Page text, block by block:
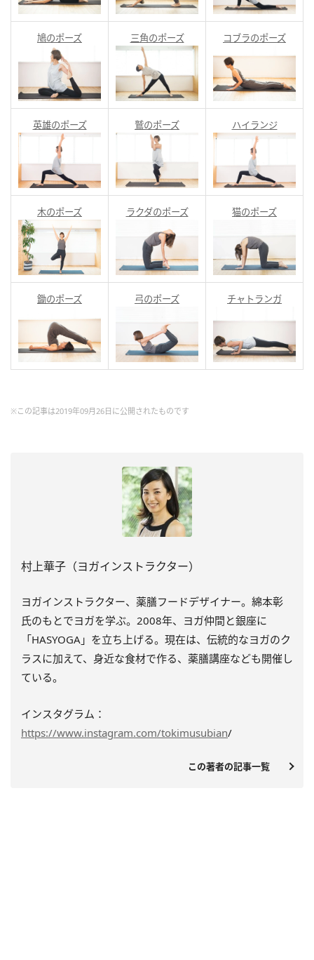
鳩のポーズ 三角のポーズ コブラのポーズ
英雄のポーズ 鷲のポーズ ハイランジ
木のポーズ ラクダのポーズ 猫のポーズ
鋤のポーズ 弓のポーズ チャトランガ
※この記事は2019年09月26日に公開されたものです
村上華子（ヨガインストラクター）
ヨガインストラクター、薬膳フードデザイナー。綿本彰
氏のもとでヨガを学ぶ。2008年、ヨガ仲間と銀座に
「HASYOGA」を立ち上げる。現在は、伝統的なヨガのク
ラスに加えて、身近な食材で作る、薬膳講座なども開催し
ている。
インスタグラム：
https://www.instagram.com/tokimusubian/
この著者の記事一覧